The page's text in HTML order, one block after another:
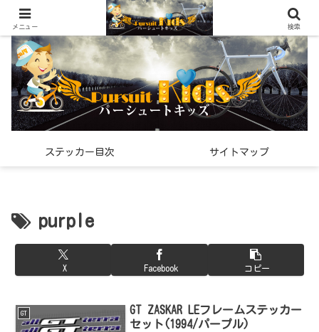
世界中で見つけた「希少なスポーツ雑貨」の紹介メディア
ステッカー目次 サイトマップ
purple
X Facebook コピー
GT
GT ZASKAR LEフレームステッカー
セット(1994/パープル)
メニュー 検索